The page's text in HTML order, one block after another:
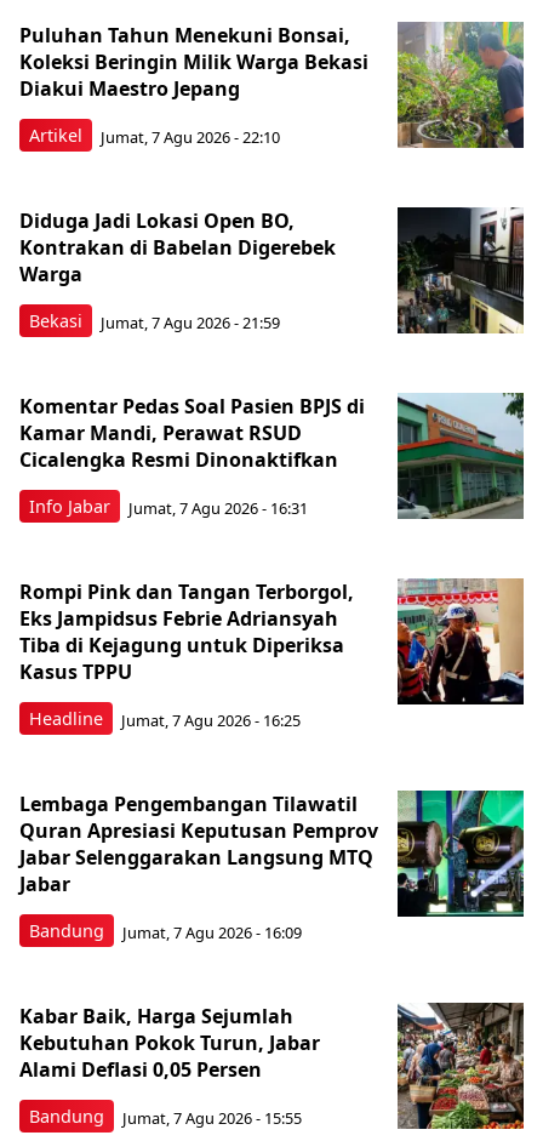
Artikel
Puluhan Tahun Menekuni Bonsai,
Koleksi Beringin Milik Warga Bekasi
Diakui Maestro Jepang
Jumat, 7 Agu 2026 - 22:10
Bekasi
Diduga Jadi Lokasi Open BO,
Kontrakan di Babelan Digerebek
Warga
Jumat, 7 Agu 2026 - 21:59
Info Jabar
Komentar Pedas Soal Pasien BPJS di
Kamar Mandi, Perawat RSUD
Cicalengka Resmi Dinonaktifkan
Jumat, 7 Agu 2026 - 16:31
Headline
Rompi Pink dan Tangan Terborgol,
Eks Jampidsus Febrie Adriansyah
Tiba di Kejagung untuk Diperiksa
Kasus TPPU
Jumat, 7 Agu 2026 - 16:25
Bandung
Lembaga Pengembangan Tilawatil
Quran Apresiasi Keputusan Pemprov
Jabar Selenggarakan Langsung MTQ
Jabar
Jumat, 7 Agu 2026 - 16:09
Bandung
Kabar Baik, Harga Sejumlah
Kebutuhan Pokok Turun, Jabar
Alami Deflasi 0,05 Persen
Jumat, 7 Agu 2026 - 15:55